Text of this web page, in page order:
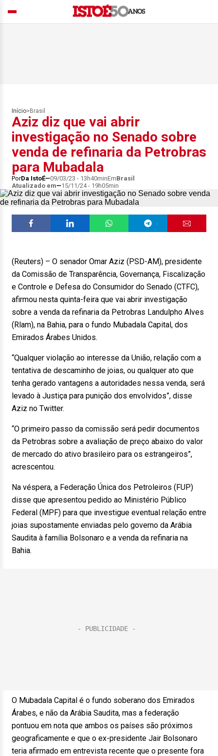
Início> Brasil
Aziz diz que vai abrir
investigação no Senado sobre
venda de refinaria da Petrobras
para Mubadala
PorDa IstoÉ 09/03/23 - 13h40minEmBrasil
Atualizado em
15/11/24 - 19h05min
(Reuters) – O senador Omar Aziz (PSD-AM), presidente
da Comissão de Transparência, Governança, Fiscalização
e Controle e Defesa do Consumidor do Senado (CTFC),
afirmou nesta quinta-feira que vai abrir investigação
sobre a venda da refinaria da Petrobras Landulpho Alves
(Rlam), na Bahia, para o fundo Mubadala Capital, dos
Emirados Árabes Unidos.
“Qualquer violação ao interesse da União, relação com a
tentativa de descaminho de joias, ou qualquer ato que
tenha gerado vantagens a autoridades nessa venda, será
levado à Justiça para punição dos envolvidos”, disse
Aziz no Twitter.
“O primeiro passo da comissão será pedir documentos
da Petrobras sobre a avaliação de preço abaixo do valor
de mercado do ativo brasileiro para os estrangeiros”,
acrescentou.
Na véspera, a Federação Única dos Petroleiros (FUP)
disse que apresentou pedido ao Ministério Público
Federal (MPF) para que investigue eventual relação entre
joias supostamente enviadas pelo governo da Arábia
Saudita à família Bolsonaro e a venda da refinaria na
Bahia.
O Mubadala Capital é o fundo soberano dos Emirados
Árabes, e não da Arábia Saudita, mas a federação
pontuou em nota que ambos os países são próximos
geograficamente e que o ex-presidente Jair Bolsonaro
teria afirmado em entrevista recente que o presente fora